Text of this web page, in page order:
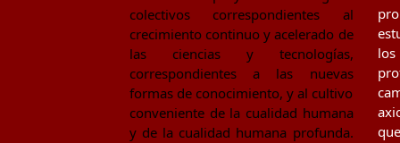
colectivos correspondientes al
crecimiento continuo y acelerado de
las ciencias y tecnologías,
correspondientes a las nuevas
formas de conocimiento, y al cultivo
conveniente de la cualidad humana
y de la cualidad humana profunda.
los
que